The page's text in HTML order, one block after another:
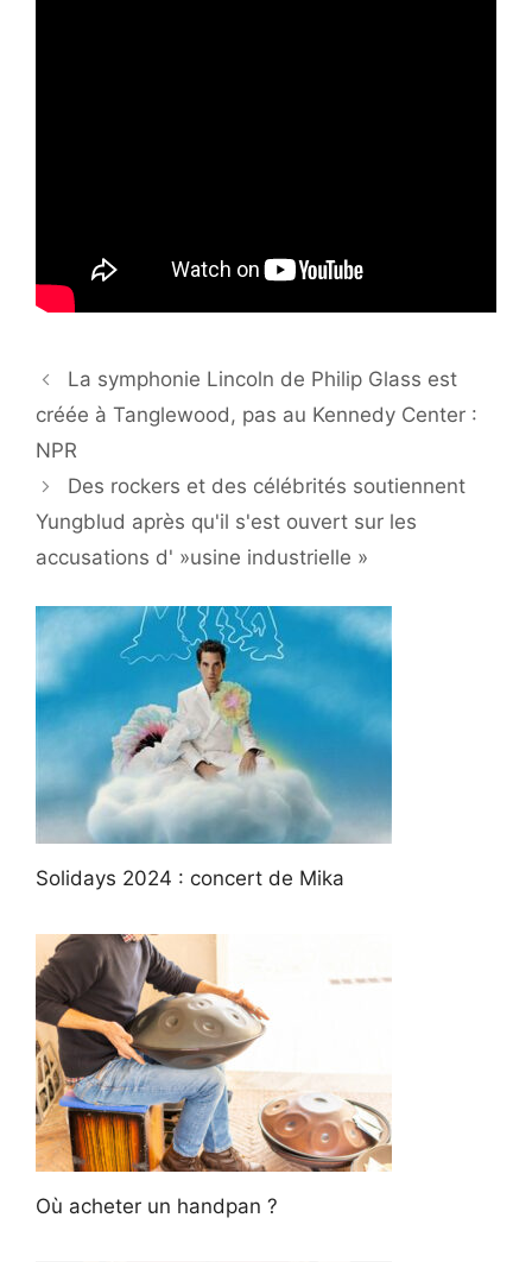
La symphonie Lincoln de Philip Glass est
créée à Tanglewood, pas au Kennedy Center :
NPR
Des rockers et des célébrités soutiennent
Yungblud après qu'il s'est ouvert sur les
accusations d' »usine industrielle »
Solidays 2024 : concert de Mika
Où acheter un handpan ?